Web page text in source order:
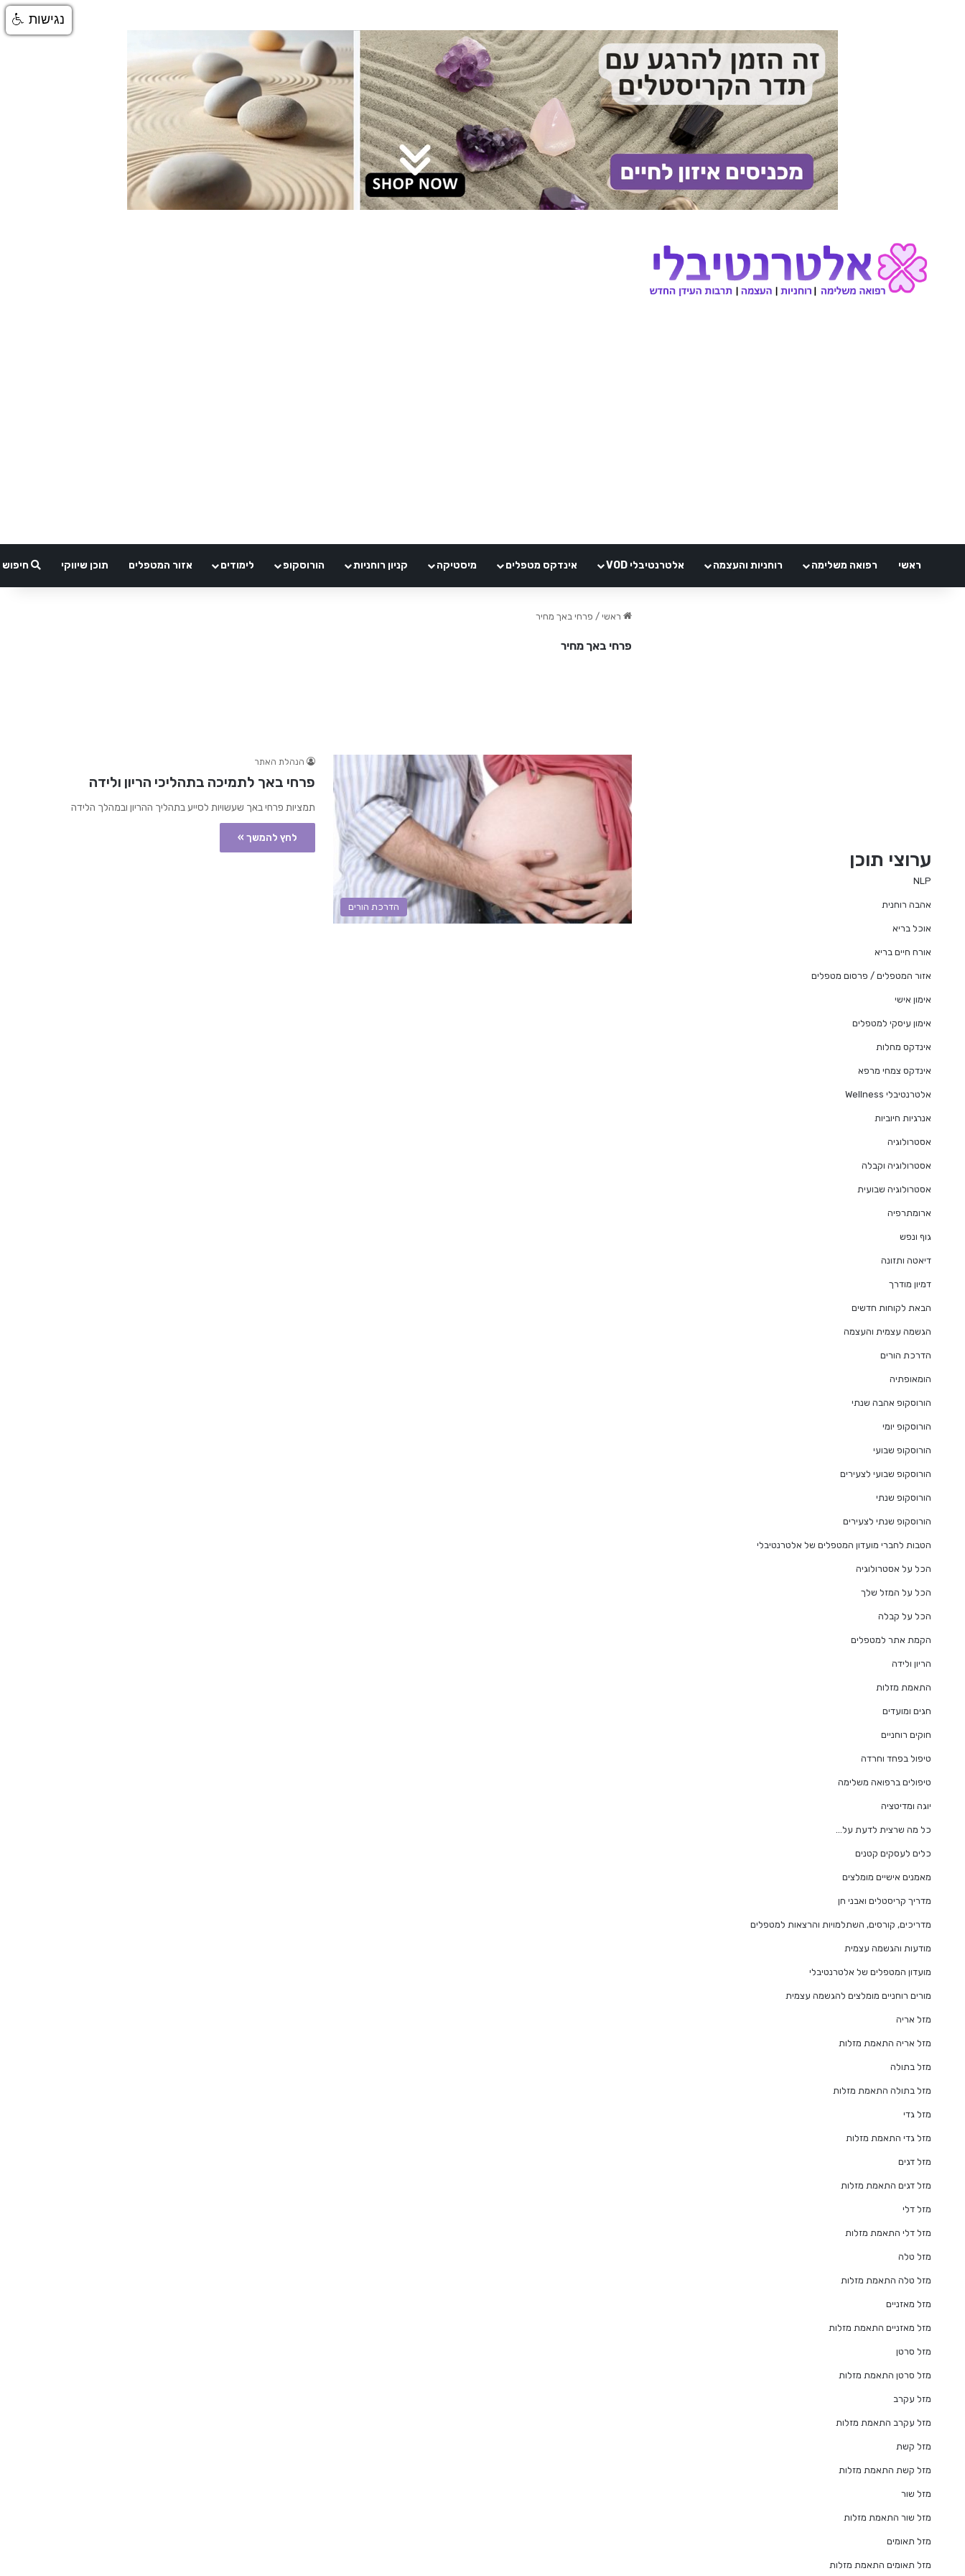
ראשי רפואה משלימה רוחניות והעצמה אלטרנטיבלי VOD אינדקס מטפלים מיסטיקה קניון רוחניות הורוסקופ לימודים אזור המטפלים תוכן שיווקי חיפוש
ראשי / פרחי באך מחיר
פרחי באך מחיר
הדרכת הורים
הנהלת האתר
פרחי באך לתמיכה בתהליכי הריון ולידה
תמציות פרחי באך שעשויות לסייע בתהליך ההריון ובמהלך הלידה
לחץ להמשך »
ערוצי תוכן
NLP
אהבה רוחנית
אוכל בריא
אורח חיים בריא
אזור המטפלים / פרסום מטפלים
אימון אישי
אימון עיסקי למטפלים
אינדקס מחלות
אינדקס צמחי מרפא
אלטרנטיבלי Wellness
אנרגיות חיוביות
אסטרולוגיה
אסטרולוגיה וקבלה
אסטרולוגיה שבועית
ארומתרפיה
גוף ונפש
דיאטה ותזונה
דמיון מודרך
הבאת לקוחות חדשים
הגשמה עצמית והעצמה
הדרכת הורים
הומאופתיה
הורוסקופ אהבה שנתי
הורוסקופ יומי
הורוסקופ שבועי
הורוסקופ שבועי לצעירים
הורוסקופ שנתי
הורוסקופ שנתי לצעירים
הטבות לחברי מועדון המטפלים של אלטרנטיבלי
הכל על אסטרולוגיה
הכל על המזל שלך
הכל על קבלה
הקמת אתר למטפלים
הריון ולידה
התאמת מזלות
חגים ומועדים
חוקים רוחניים
טיפול בפחד וחרדה
טיפולים ברפואה משלימה
יוגה ומדיטציה
כל מה שרצית לדעת על…
כלים לעסקים קטנים
מאמנים אישיים מומלצים
מדריך קריסטלים ואבני חן
מדריכים, קורסים, השתלמויות והרצאות למטפלים
מודעות והגשמה עצמית
מועדון המטפלים של אלטרנטיבלי
מורים רוחניים מומלצים להגשמה עצמית
מזל אריה
מזל אריה התאמת מזלות
מזל בתולה
מזל בתולה התאמת מזלות
מזל גדי
מזל גדי התאמת מזלות
מזל דגים
מזל דגים התאמת מזלות
מזל דלי
מזל דלי התאמת מזלות
מזל טלה
מזל טלה התאמת מזלות
מזל מאזניים
מזל מאזניים התאמת מזלות
מזל סרטן
מזל סרטן התאמת מזלות
מזל עקרב
מזל עקרב התאמת מזלות
מזל קשת
מזל קשת התאמת מזלות
מזל שור
מזל שור התאמת מזלות
מזל תאומים
מזל תאומים התאמת מזלות
נגישות